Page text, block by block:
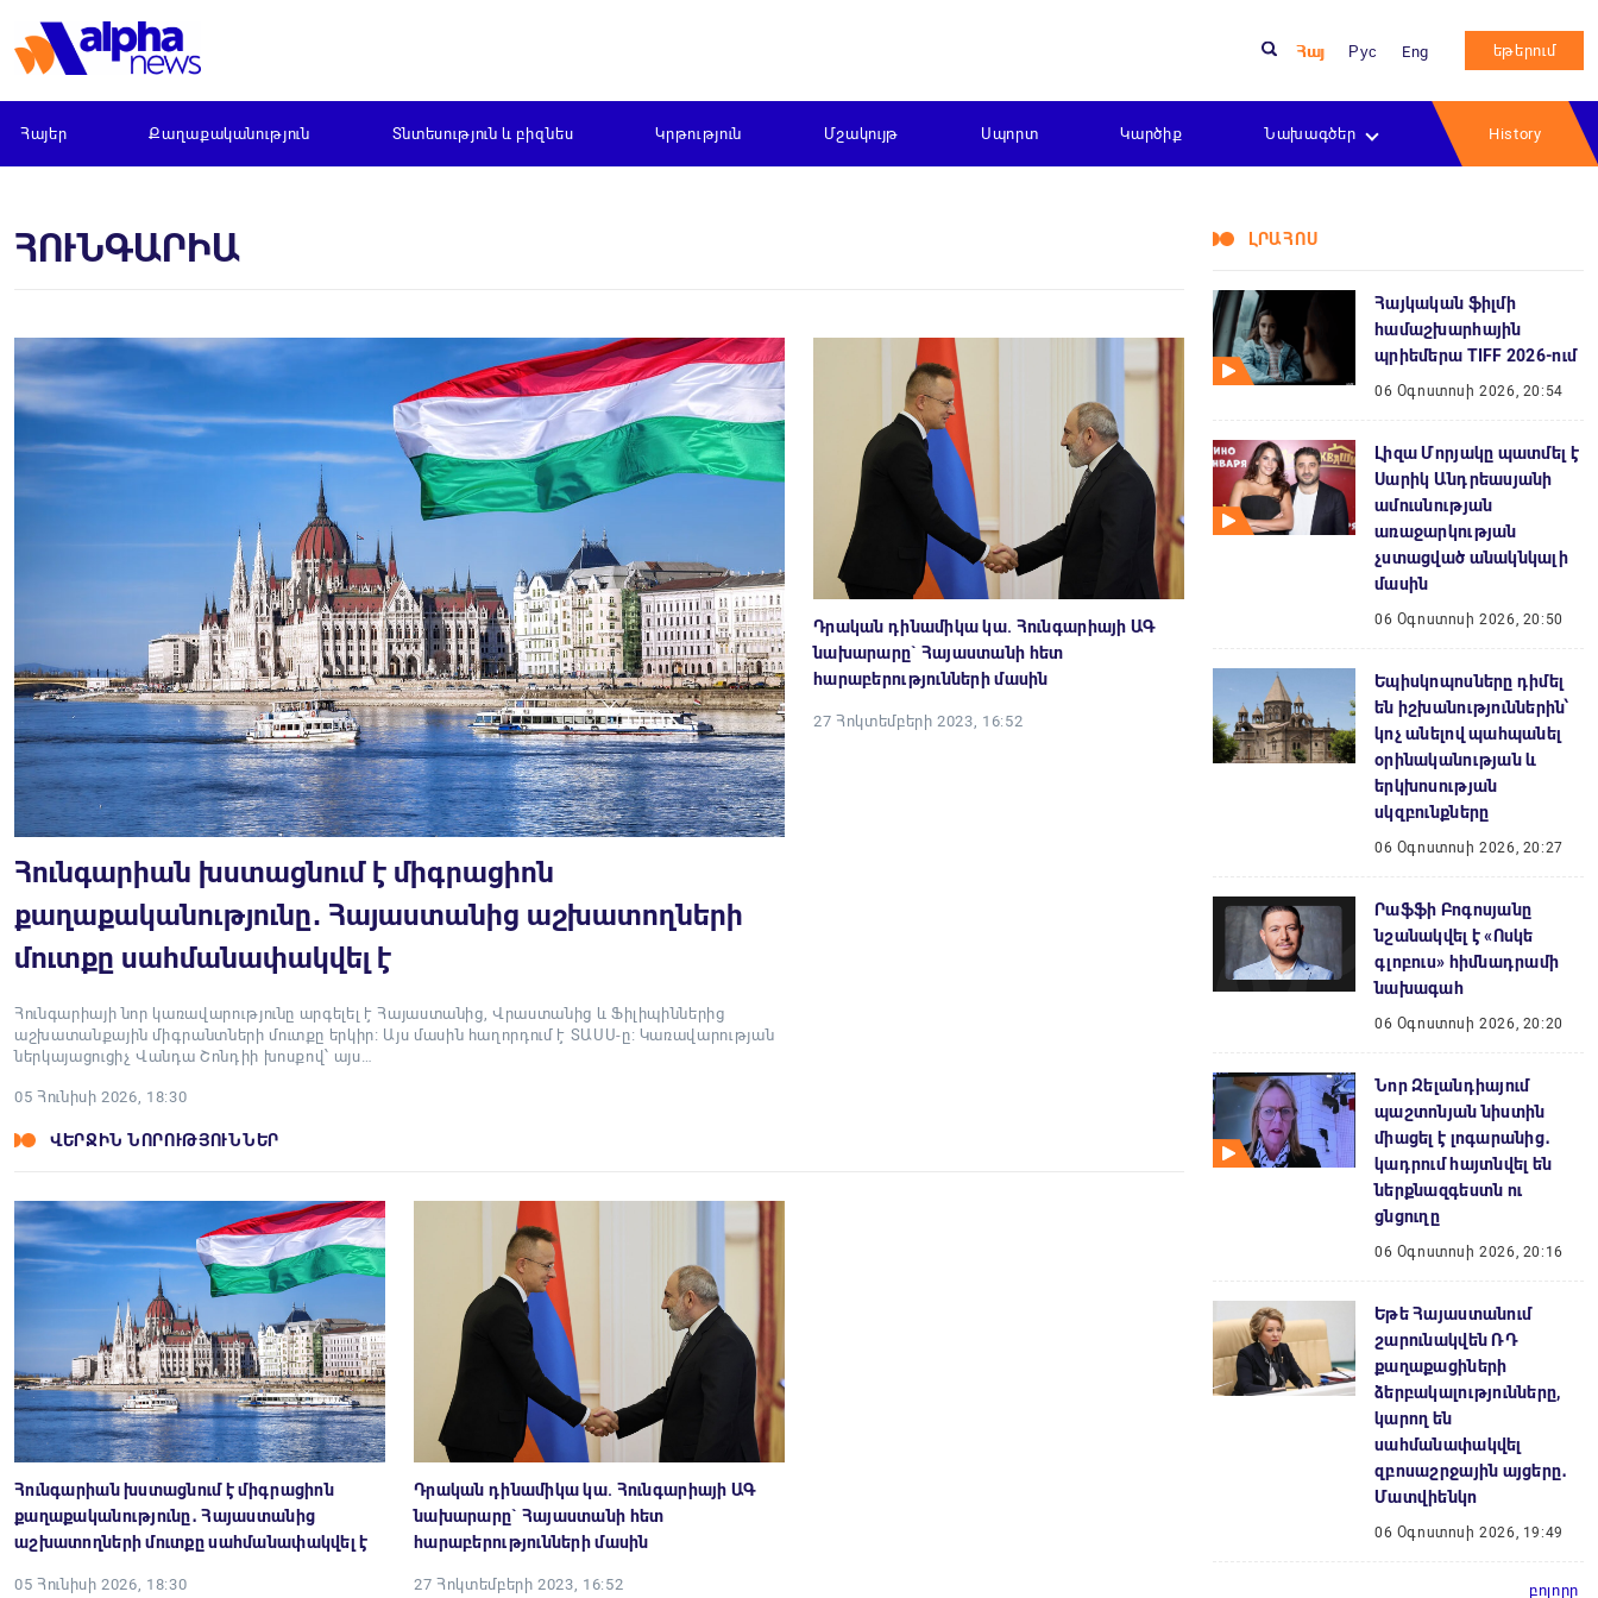
Հայ Рус Eng եթերում
Հայեր Քաղաքականություն Տնտեսություն և բիզնես Կրթություն Մշակույթ Սպորտ Կարծիք Նախագծեր History
ՀՈՒՆԳԱՐԻԱ
Հունգարիան խստացնում է միգրացիոն
քաղաքականությունը․ Հայաստանից աշխատողների
մուտքը սահմանափակվել է
Հունգարիայի նոր կառավարությունը արգելել է Հայաստանից, Վրաստանից և Ֆիլիպիններից
աշխատանքային միգրանտների մուտքը երկիր։ Այս մասին հաղորդում է ՏԱՍՍ-ը։ Կառավարության
ներկայացուցիչ Վանդա Շոնդիի խոսքով՝ այս…
05 Հունիսի 2026, 18:30
Դրական դինամիկա կա. Հունգարիայի ԱԳ
նախարարը` Հայաստանի հետ
հարաբերությունների մասին
27 Հոկտեմբերի 2023, 16:52
ՎԵՐՋԻՆ ՆՈՐՈՒԹՅՈՒՆՆԵՐ
Հունգարիան խստացնում է միգրացիոն
քաղաքականությունը․ Հայաստանից
աշխատողների մուտքը սահմանափակվել է
05 Հունիսի 2026, 18:30
Դրական դինամիկա կա. Հունգարիայի ԱԳ
նախարարը` Հայաստանի հետ
հարաբերությունների մասին
27 Հոկտեմբերի 2023, 16:52
ԼՐԱՀՈՍ
Հայկական ֆիլմի
համաշխարհային
պրիեմերա TIFF 2026-ում
06 Օգոստոսի 2026, 20:54
Լիզա Մորյակը պատմել է
Սարիկ Անդրեասյանի
ամուսնության
առաջարկության
չստացված անակնկալի
մասին
06 Օգոստոսի 2026, 20:50
Եպիսկոպոսները դիմել
են իշխանություններին՝
կոչ անելով պահպանել
օրինականության և
երկխոսության
սկզբունքները
06 Օգոստոսի 2026, 20:27
Րաֆֆի Բոգոսյանը
նշանակվել է «Ոսկե
գլոբուս» հիմնադրամի
նախագահ
06 Օգոստոսի 2026, 20:20
Նոր Զելանդիայում
պաշտոնյան նիստին
միացել է լոգարանից․
կադրում հայտնվել են
ներքնազգեստն ու
ցնցուղը
06 Օգոստոսի 2026, 20:16
Եթե Հայաստանում
շարունակվեն ՌԴ
քաղաքացիների
ձերբակալությունները,
կարող են
սահմանափակվել
զբոսաշրջային այցերը․
Մատվիենկո
06 Օգոստոսի 2026, 19:49
բոլորը